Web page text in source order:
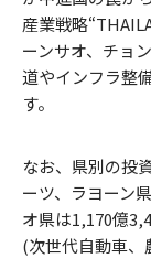
産業戦略
ーンサオ、チョ
道やインフラ整
す。
なお、県別の投
ーツ、ラヨーン
オ県は1,170億
(次世代自動車、